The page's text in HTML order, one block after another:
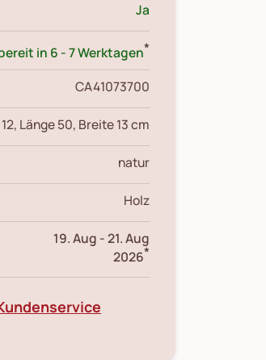
Ja
in 6 - 7 Werktagen*
CA41073700
Länge 50, Breite 13 cm
natur
Holz
19. Aug -21. Aug
2026*